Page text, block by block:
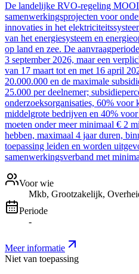
De landelijke RVO-regeling
samenwerkingsprojecten voor
innovaties in het
van het energiesysteem en
op land en zee. De
3 september 2026, maar een
van 17 maart tot en met 16 april
20.000.000 en de maximale
25.000 per deelnemer;
onderzoeksorganisaties, 60%
middelgrote bedrijven en 40%
moeten onder meer minimaal € 2
hebben, maximaal 4 jaar duren,
toepassing leiden en worden
samenwerkingsverband met
Voor wie
Mkb, Grootzakelijk,
Periode
-
Meer informatie
Niet van toepassing